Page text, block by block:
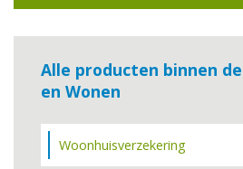
Alle producten binnen
en Wonen
Woonhuisverzekering